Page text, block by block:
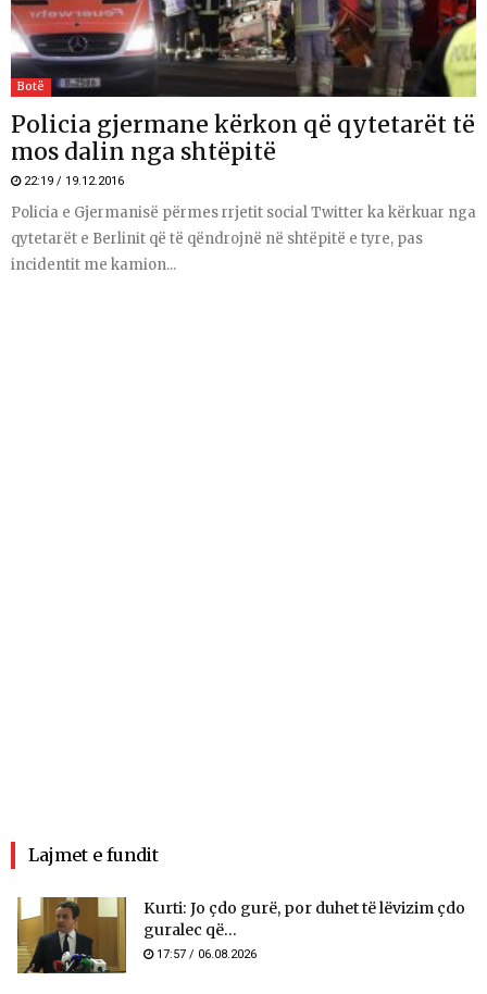
Botë
Policia gjermane kërkon që qytetarët të
mos dalin nga shtëpitë
22:19 / 19.12.2016
Policia e Gjermanisë përmes rrjetit social Twitter ka kërkuar nga
qytetarët e Berlinit që të qëndrojnë në shtëpitë e tyre, pas
incidentit me kamion...
Lajmet e fundit
Kurti: Jo çdo gurë, por duhet të lëvizim çdo
guralec që...
17:57 / 06.08.2026